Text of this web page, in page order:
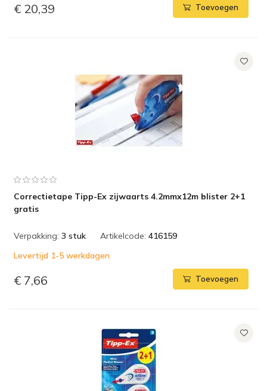
€ 20,39 Toevoegen
Correctietape Tipp-Ex zijwaarts 4.2mmx12m blister 2+1
gratis
Verpakking: 3 stuk Artikelcode: 416159
Levertijd 1-5 werkdagen
€ 7,66 Toevoegen